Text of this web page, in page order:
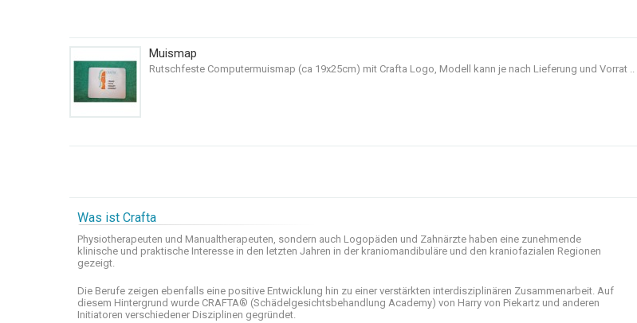
Muismap
Rutschfeste Computermuismap (ca 19x25cm) mit Crafta Logo, Modell kann je nach Lieferung und Vorrat ..
Was ist Crafta
Physiotherapeuten und Manualtherapeuten, sondern auch Logopäden und Zahnärzte haben eine zunehmende
klinische und praktische Interesse in den letzten Jahren in der kraniomandibuläre und den kraniofazialen Regionen
gezeigt.
Die Berufe zeigen ebenfalls eine positive Entwicklung hin zu einer verstärkten interdisziplinären Zusammenarbeit. Auf
diesem Hintergrund wurde CRAFTA® (Schädelgesichtsbehandlung Academy) von Harry von Piekartz und anderen
Initiatoren verschiedener Disziplinen gegründet.